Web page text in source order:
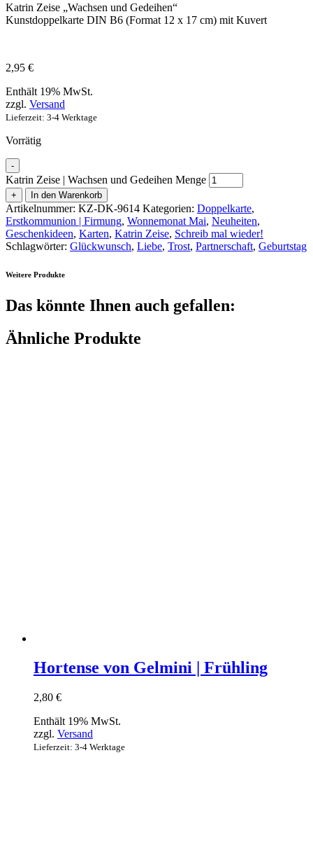
Katrin Zeise „Wachsen und Gedeihen“
Kunstdoppelkarte DIN B6 (Format 12 x 17 cm) mit Kuvert
2,95 €
Enthält 19% MwSt.
zzgl. Versand
Lieferzeit: 3-4 Werktage
Vorrätig
-
Katrin Zeise | Wachsen und Gedeihen Menge
+ In den Warenkorb
Artikelnummer: KZ-DK-9614 Kategorien: Doppelkarte,
Erstkommunion | Firmung, Wonnemonat Mai, Neuheiten,
Geschenkideen, Karten, Katrin Zeise, Schreib mal wieder!
Schlagwörter: Glückwunsch, Liebe, Trost, Partnerschaft, Geburtstag
Weitere Produkte
Das könnte Ihnen auch gefallen:
Ähnliche Produkte
Hortense von Gelmini | Frühling
2,80 €
Enthält 19% MwSt.
zzgl. Versand
Lieferzeit: 3-4 Werktage